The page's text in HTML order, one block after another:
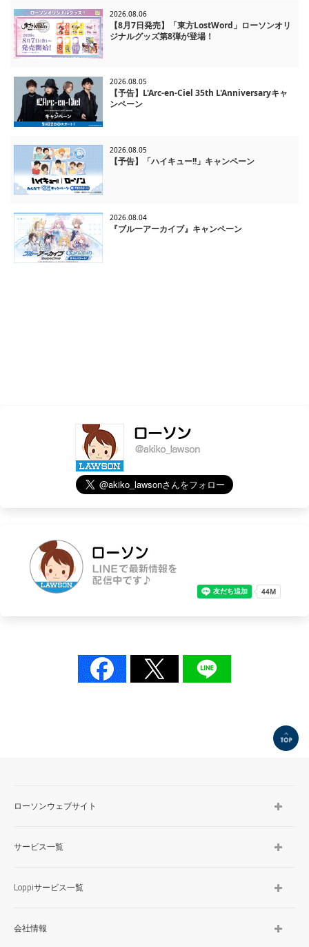
2026.08.06
【8月7日発売】「東方LostWord」ローソンオリ
ジナルグッズ第8弾が登場！
2026.08.05
【予告】L'Arc-en-Ciel 35th L'Anniversaryキャ
ンペーン
2026.08.05
【予告】「ハイキュー!!」キャンペーン
2026.08.04
『ブルーアーカイブ』キャンペーン
ローソンウェブサイト
サービス一覧
Loppiサービス一覧
会社情報